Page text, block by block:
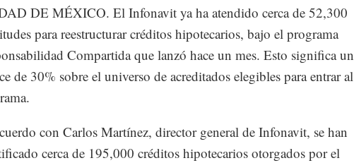
DE MÉXICO. El Infonavit ya ha atendido cerca de 52,300
para reestructurar créditos hipotecarios, bajo el programa
Compartida que lanzó hace un mes. Esto significa un
de 30% sobre el universo de acreditados elegibles para entrar al
con Carlos Martínez, director general de Infonavit, se han
cerca de 195,000 créditos hipotecarios otorgados por el